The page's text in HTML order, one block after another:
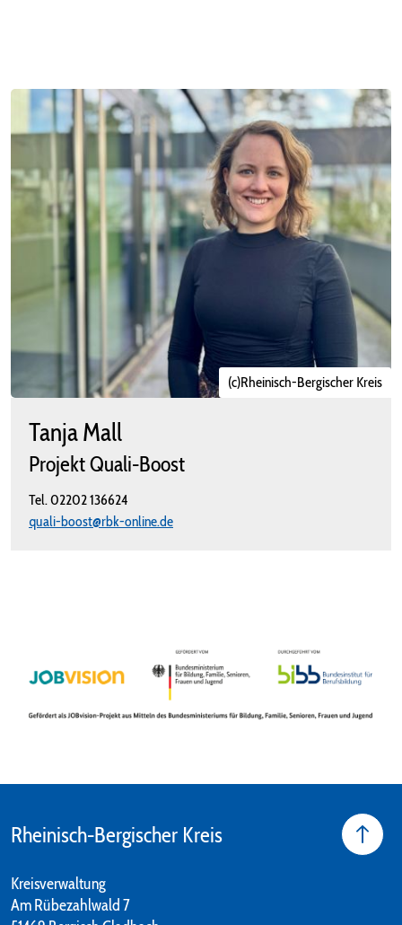
Tanja Mall
Projekt Quali-Boost
Tel.02202 136624
quali-boost@rbk-online.de
(c)Rheinisch-Bergischer Kreis
Rheinisch-Bergischer Kreis
Kreisverwaltung
Am Rübezahlwald 7